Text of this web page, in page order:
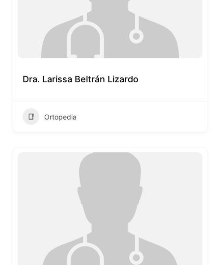
Dra. Larissa Beltrán Lizardo
Ortopedia